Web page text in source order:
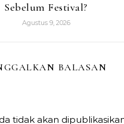
Sebelum Festival?
Agustus 9, 2026
BALASAN
tidak akan